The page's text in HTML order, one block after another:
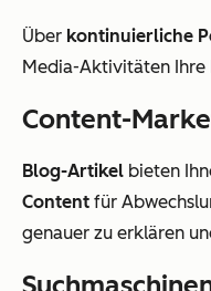
Über kontinuierliche
Media-Aktivitäten Ihre
Content-
Blog-Artikel bieten
Content für
genauer zu erklären